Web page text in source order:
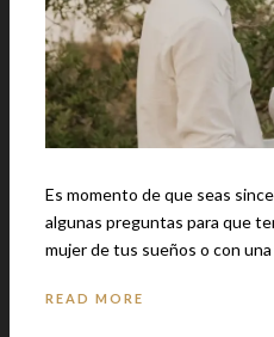
Es momento de que seas
algunas preguntas para que
mujer de tus sueños o con
READ MORE